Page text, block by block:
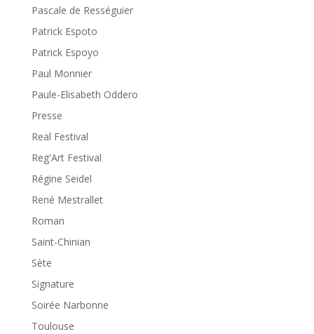
Pascale de Rességuier
Patrick Espoto
Patrick Espoyo
Paul Monnier
Paule-Elisabeth Oddero
Presse
Real Festival
Reg'Art Festival
Régine Seidel
René Mestrallet
Roman
Saint-Chinian
Sète
Signature
Soirée Narbonne
Toulouse